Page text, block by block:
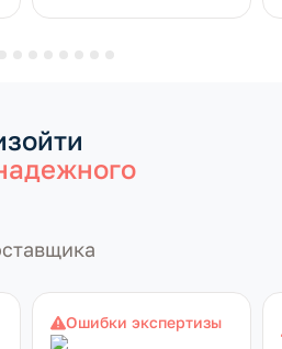
Ошибки экспертизы